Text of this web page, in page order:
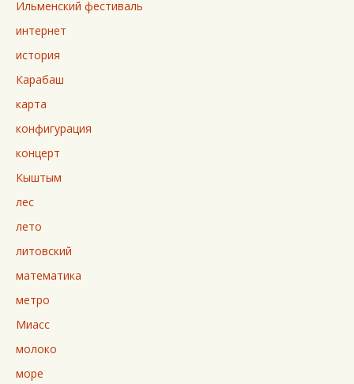
Ильменский фестиваль
интернет
история
Карабаш
карта
конфигурация
концерт
Кыштым
лес
лето
литовский
математика
метро
Миасс
молоко
море